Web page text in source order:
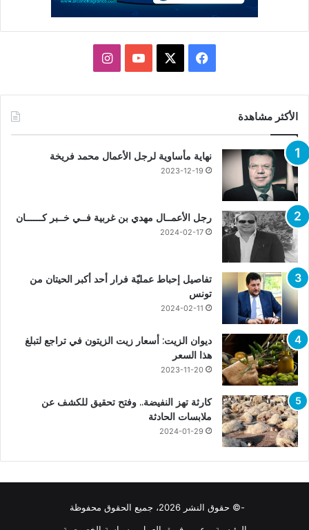
فيسبوك يوتيوبانستقرام
الأكثر مشاهدة
نهاية مأساوية لرجل الأعمال محمد فريخة
2023-12-19
رجل الأعمــال مهدي بن غربية فــي خــبر كــــــان
2024-02-17
تفاصيل إحباط عمليّة فرار أحد أكبر الحيتان من
تونس
2024-02-11
ديوان الزيت: أسعار زيت الزيتون في تراجع لتبلغ
هذا السعر
2023-11-20
كارثة تهز النفيضة.. وفتح تحقيق للكشف عن
ملابسات الحادثة
2024-01-29
-© حقوق النشر 2026، جميع الحقوق محفوظة